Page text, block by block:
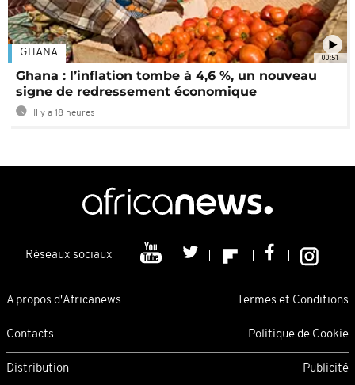
00:51
GHANA
Ghana : l’inflation tombe à 4,6 %, un nouveau
signe de redressement économique
Il y a 18 heures
Réseaux sociaux
A propos d'Africanews Termes et Conditions
Contacts Politique de Cookie
Distribution Publicité